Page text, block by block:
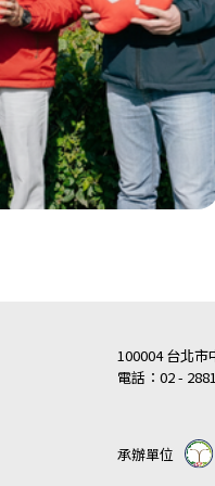
100004 台北市
電話：02 -
承辦單位